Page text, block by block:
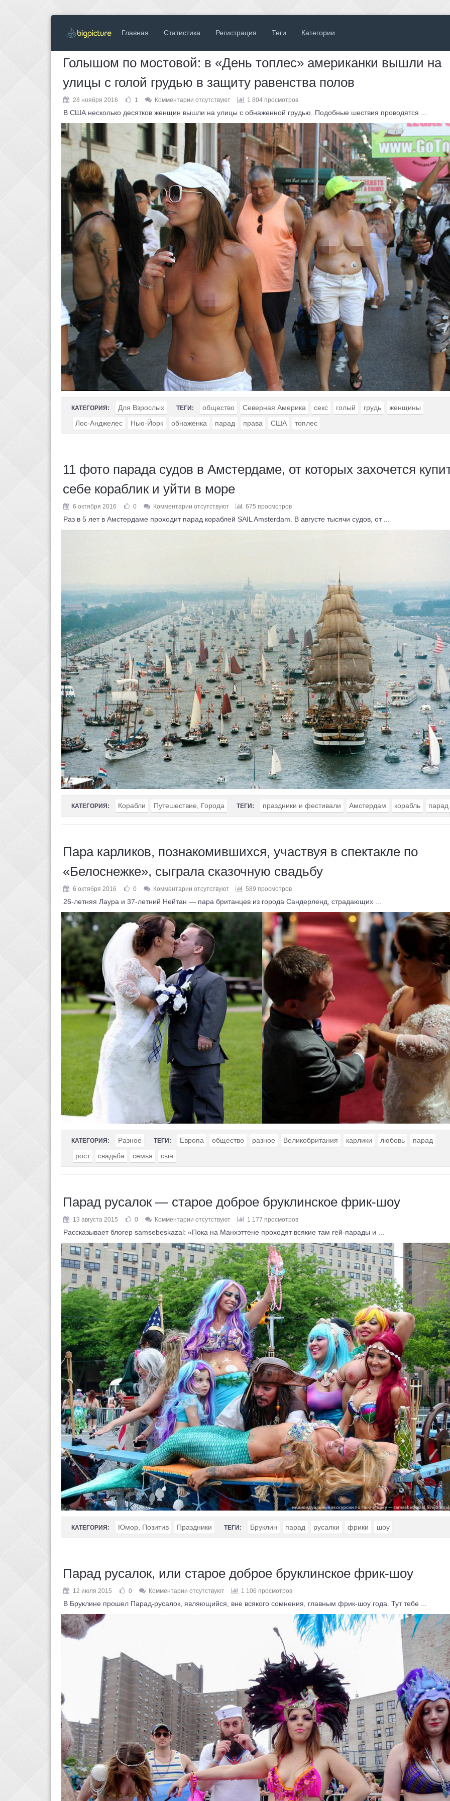
Главная Статистика Регистрация Теги Категории
Голышом по мостовой: в «День топлес» американки вышли на
улицы с голой грудью в защиту равенства полов
28 ноября 2016 1 Комментарии отсутствуют 1 804 просмотров
В США несколько десятков женщин вышли на улицы с обнаженной грудью. Подобные шествия проводятся ...
КАТЕГОРИЯ: Для Взрослых ТЕГИ: общество Северная Америка секс голый грудь
женщины
Лос-Анджелес
Нью-Йорк обнаженка парад права США топлес
11 фото парада судов в Амстердаме, от которых захочется
себе кораблик и уйти в море
6 октября 2016 0 Комментарии отсутствуют 675 просмотров
Раз в 5 лет в Амстердаме проходит парад кораблей SAIL Amsterdam. В августе тысячи судов, от ...
КАТЕГОРИЯ: Корабли Путешествие, Города ТЕГИ: праздники и фестивали Амстердам корабль парад
Пара карликов, познакомившихся, участвуя в спектакле по
«Белоснежке», сыграла сказочную свадьбу
6 октября 2016 0 Комментарии отсутствуют 589 просмотров
26-летняя Лаура и 37-летний Нейтан — пара британцев из города Сандерленд, страдающих ...
КАТЕГОРИЯ: Разное ТЕГИ: Европа общество разное Великобритания карлики любовь
парад
рост
свадьба семья сын
Парад русалок — старое доброе бруклинское фрик-шоу
13 августа 2015 0 Комментарии отсутствуют 1 177 просмотров
Рассказывает блогер samsebeskazal: «Пока на Манхэттене проходят всякие там гей-парады и ...
КАТЕГОРИЯ: Юмор, Позитив Праздники ТЕГИ: Бруклин парад русалки фрики шоу
Парад русалок, или старое доброе бруклинское фрик-шоу
12 июля 2015 0 Комментарии отсутствуют 1 106 просмотров
В Бруклине прошел Парад-русалок, являющийся, вне всякого сомнения, главным фрик-шоу года. Тут тебе ...